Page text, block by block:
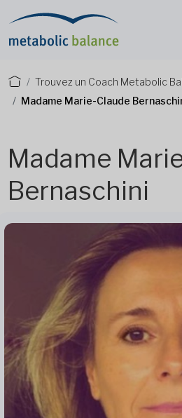
Trouvez un Coach Metabolic
Madame Marie-Claude
Madame
Bernaschini